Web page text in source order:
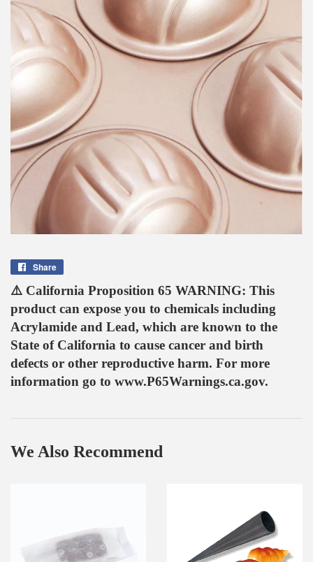
Share
Facebook
⚠️ California Proposition 65 WARNING: This
product can expose you to chemicals including
Acrylamide and Lead, which are known to the
State of California to cause cancer and birth
defects or other reproductive harm. For more
information go to www.P65Warnings.ca.gov.
We Also Recommend